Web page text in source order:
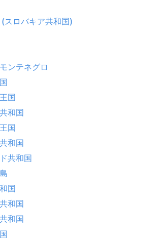
ロバキア共和国)
ンテネグロ
国
和国
国
和国
共和国
国
和国
和国